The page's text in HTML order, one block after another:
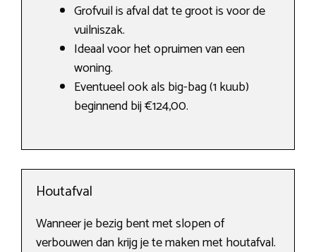
Grofvuil is afval dat te groot is voor de
vuilniszak.
Ideaal voor het opruimen van een
woning.
Eventueel ook als big-bag (1 kuub)
beginnend bij €124,00.
Houtafval
Wanneer je bezig bent met slopen of
verbouwen dan krijg je te maken met houtafval.